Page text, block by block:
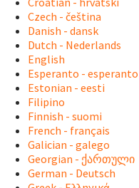
Czech - čeština
Danish - dansk
Dutch - Nederlands
English
Esperanto - esperanto
Estonian - eesti
Filipino
Finnish - suomi
French - français
Galician - galego
Georgian - ქართული
German - Deutsch